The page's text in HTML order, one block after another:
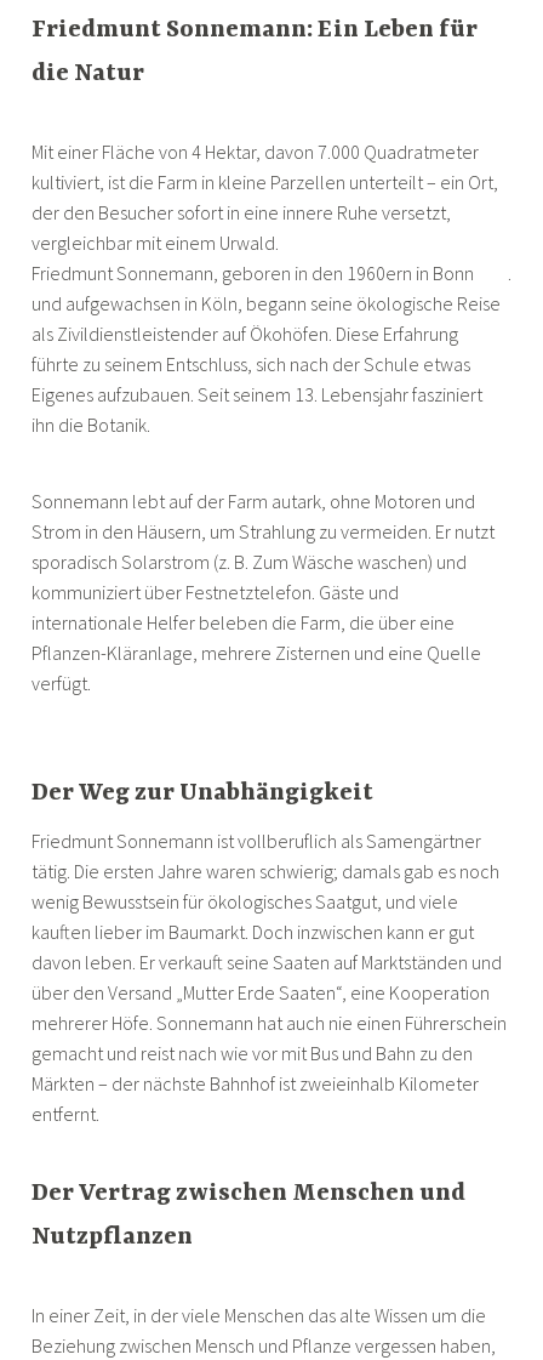
Friedmunt Sonnemann: Ein Leben für
die Natur
Mit einer Fläche von 4 Hektar, davon 7.000 Quadratmeter
kultiviert, ist die Farm in kleine Parzellen unterteilt – ein Ort,
der den Besucher sofort in eine innere Ruhe versetzt,
vergleichbar mit einem Urwald.
Friedmunt Sonnemann, geboren in den 1960ern in Bonn
und aufgewachsen in Köln, begann seine ökologische Reise
als Zivildienstleistender auf Ökohöfen. Diese Erfahrung
führte zu seinem Entschluss, sich nach der Schule etwas
Eigenes aufzubauen. Seit seinem 13. Lebensjahr fasziniert
ihn die Botanik.
Sonnemann lebt auf der Farm autark, ohne Motoren und
Strom in den Häusern, um Strahlung zu vermeiden. Er nutzt
sporadisch Solarstrom (z. B. Zum Wäsche waschen) und
kommuniziert über Festnetztelefon. Gäste und
internationale Helfer beleben die Farm, die über eine
Pflanzen-Kläranlage, mehrere Zisternen und eine Quelle
verfügt.
Der Weg zur Unabhängigkeit
Friedmunt Sonnemann ist vollberuflich als Samengärtner
tätig. Die ersten Jahre waren schwierig; damals gab es noch
wenig Bewusstsein für ökologisches Saatgut, und viele
kauften lieber im Baumarkt. Doch inzwischen kann er gut
davon leben. Er verkauft seine Saaten auf Marktständen und
über den Versand „Mutter Erde Saaten“, eine Kooperation
mehrerer Höfe. Sonnemann hat auch nie einen Führerschein
gemacht und reist nach wie vor mit Bus und Bahn zu den
Märkten – der nächste Bahnhof ist zweieinhalb Kilometer
entfernt.
Der Vertrag zwischen Menschen und
Nutzpflanzen
In einer Zeit, in der viele Menschen das alte Wissen um die
Beziehung zwischen Mensch und Pflanze vergessen haben,